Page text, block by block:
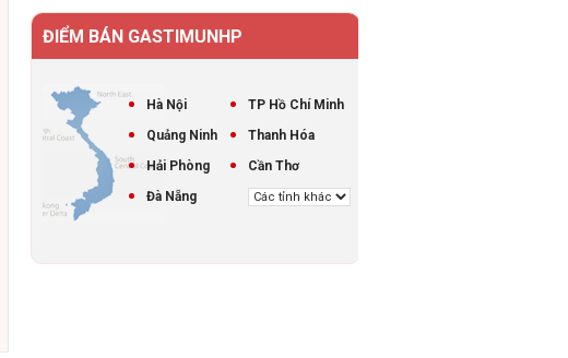
ĐIỂM BÁN GASTIMUNHP
Hà Nội
TP Hồ Chí Minh
Quảng Ninh
Thanh Hóa
Hải Phòng
Cần Thơ
Đà Nẵng